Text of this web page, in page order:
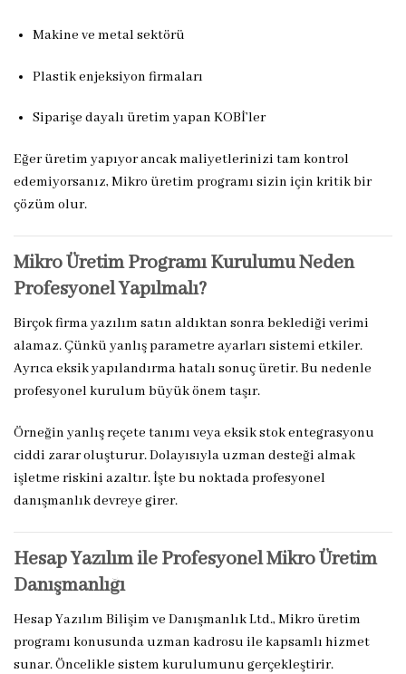
Makine ve metal sektörü
Plastik enjeksiyon firmaları
Siparişe dayalı üretim yapan KOBİ’ler
Eğer üretim yapıyor ancak maliyetlerinizi tam kontrol
edemiyorsanız, Mikro üretim programı sizin için kritik bir
çözüm olur.
Mikro Üretim Programı Kurulumu Neden
Profesyonel Yapılmalı?
Birçok firma yazılım satın aldıktan sonra beklediği verimi
alamaz. Çünkü yanlış parametre ayarları sistemi etkiler.
Ayrıca eksik yapılandırma hatalı sonuç üretir. Bu nedenle
profesyonel kurulum büyük önem taşır.
Örneğin yanlış reçete tanımı veya eksik stok entegrasyonu
ciddi zarar oluşturur. Dolayısıyla uzman desteği almak
işletme riskini azaltır. İşte bu noktada profesyonel
danışmanlık devreye girer.
Hesap Yazılım ile Profesyonel Mikro Üretim
Danışmanlığı
Hesap Yazılım Bilişim ve Danışmanlık Ltd., Mikro üretim
programı konusunda uzman kadrosu ile kapsamlı hizmet
sunar. Öncelikle sistem kurulumunu gerçekleştirir.